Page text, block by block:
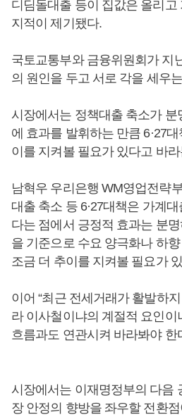
디딤돌대출 등이 집값은 올리
지적이 제기됐다.
국토교통부와 금융위원회가 지
의 원인을 두고 서로 각을 세우
시장에서는 정책대출 축소가 분
에 효과를 발휘하는 만큼 6·27
이를 지켜볼 필요가 있다고 바
남혁우 우리은행 WM영업전략
대출 축소 등 6·27대책은 가계
다는 점에서 긍정적 효과는 분명
을 기준으로 수요 양극화나 하
조금 더 추이를 지켜볼 필요가
이어 “최근 전세거래가 활발하
라 이사철이냐의 계절적 요인이
흐름과도 연관시켜 바라봐야 한
시장에서는 이재명정부의 다음
장 안정의 향방을 좌우할 전환